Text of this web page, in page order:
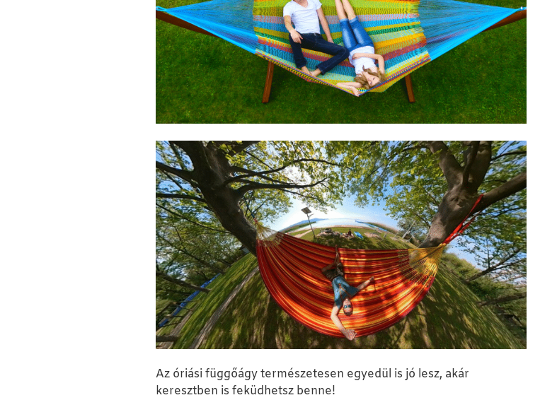
Az óriási függőágy természetesen egyedül is jó lesz, akár
keresztben is feküdhetsz benne!